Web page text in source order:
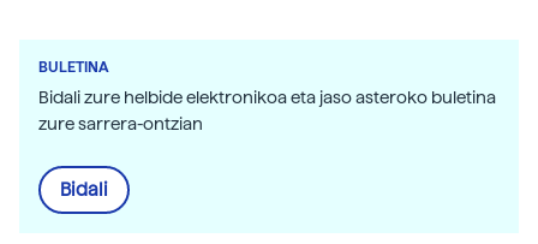
BULETINA
Bidali zure helbide elektronikoa eta jaso asteroko buletina
zure sarrera-ontzian
Bidali